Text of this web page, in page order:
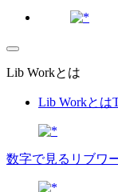
Lib Workとは
Lib Workとは
数字で⾒るリブワ